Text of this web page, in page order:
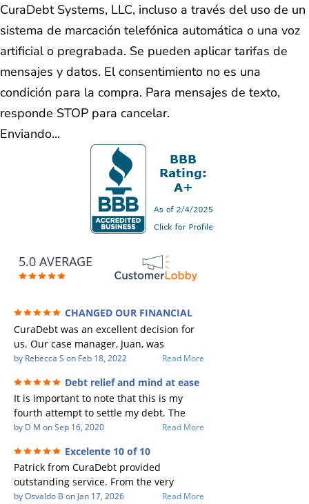
CuraDebt Systems, LLC, incluso a través del uso de un
sistema de marcación telefónica automática o una voz
artificial o pregrabada. Se pueden aplicar tarifas de
mensajes y datos. El consentimiento no es una
condición para la compra. Para mensajes de texto,
responde STOP para cancelar.
Enviando...
5.0 AVERAGE
CHANGED OUR FINANCIAL
FUTURE (credit 200 Points / 90 K in debt
GONE)
CuraDebt was an excellent decision for
us. Our case manager, Juan, was
incredible to work with. He and Julio
Every communication was quickly
responded to and all of our questions
were answered. We were able to clear
up in excess of 90 K in debt in a few
years with a manageable payment.
CuraDebt gave us the opportunity to
start over and do things the right way.
The collection calls ALL stopped,
by Rebecca S on Feb 18, 2022 Read More
Debt relief and mind at ease
It is important to note that this is my
fourth attempt to settle my debt. The
first debt settlement company gave me
a debtor listing me as a charge off on my
credit report, even though they are paid
to date and I am making payments. The
second debt settlement company made
by D M onSep 16, 2020 Read More
Excelente 10 of 10
Patrick from CuraDebt provided
outstanding service. From the very
beginning, he was professional, patient,
byOsvaldo B on Jan 17, 2026 Read More